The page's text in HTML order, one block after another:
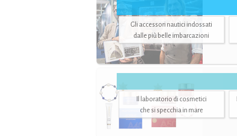
Gli accessori nautici indossati
dalle più belle imbarcazioni
Il laboratorio di cosmetici
che si specchia in mare